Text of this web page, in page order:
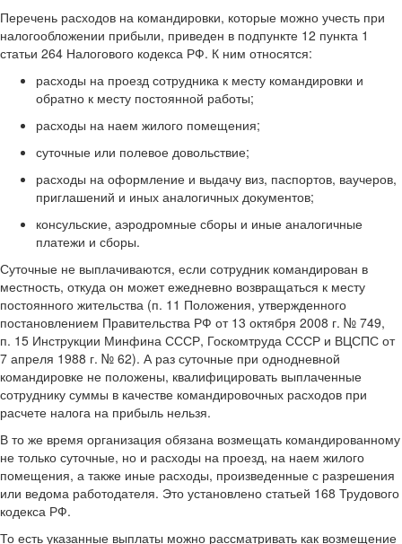
Перечень расходов на командировки, которые можно учесть при
налогообложении прибыли, приведен в подпункте 12 пункта 1
статьи 264 Налогового кодекса РФ. К ним относятся:
расходы на проезд сотрудника к месту командировки и
обратно к месту постоянной работы;
расходы на наем жилого помещения;
суточные или полевое довольствие;
расходы на оформление и выдачу виз, паспортов, ваучеров,
приглашений и иных аналогичных документов;
консульские, аэродромные сборы и иные аналогичные
платежи и сборы.
Суточные не выплачиваются, если сотрудник командирован в
местность, откуда он может ежедневно возвращаться к месту
постоянного жительства (п. 11 Положения, утвержденного
постановлением Правительства РФ от 13 октября 2008 г. № 749,
п. 15 Инструкции Минфина СССР, Госкомтруда СССР и ВЦСПС от
7 апреля 1988 г. № 62). А раз суточные при однодневной
командировке не положены, квалифицировать выплаченные
сотруднику суммы в качестве командировочных расходов при
расчете налога на прибыль нельзя.
В то же время организация обязана возмещать командированному
не только суточные, но и расходы на проезд, на наем жилого
помещения, а также иные расходы, произведенные с разрешения
или ведома работодателя. Это установлено статьей 168 Трудового
кодекса РФ.
То есть указанные выплаты можно рассматривать как возмещение